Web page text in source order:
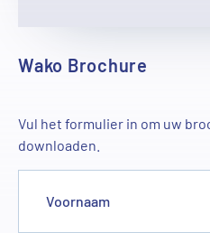
Wako Brochure
Vul het formulier in om uw
downloaden.
Voornaam